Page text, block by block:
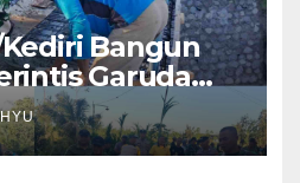
Bangun
Garuda
Nyata
Akses dan